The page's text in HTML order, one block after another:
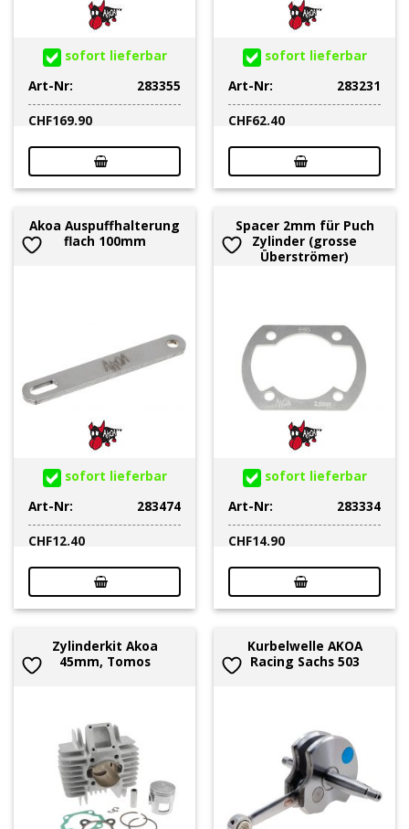
sofort lieferbar
Art-Nr:
283355
CHF169.90
sofort lieferbar
Art-Nr:
283231
CHF62.40
Akoa Auspuffhalterung
flach 100mm
sofort lieferbar
Art-Nr:
283474
CHF12.40
Spacer 2mm für Puch
Zylinder (grosse
Überströmer)
sofort lieferbar
Art-Nr:
283334
CHF14.90
Zylinderkit Akoa
45mm, Tomos
Kurbelwelle AKOA
Racing Sachs 503